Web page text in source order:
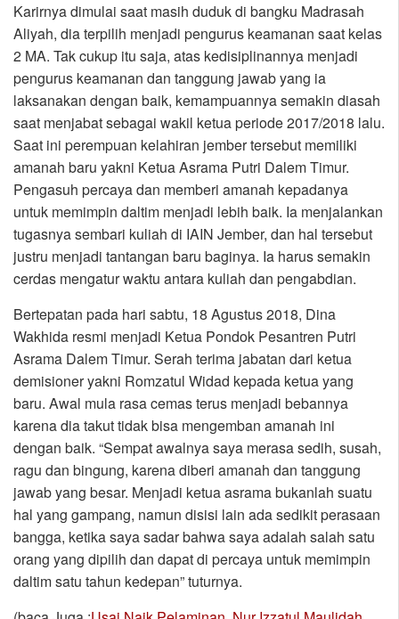
Karirnya dimulai saat masih duduk di bangku Madrasah
Aliyah, dia terpilih menjadi pengurus keamanan saat kelas
2 MA. Tak cukup itu saja, atas kedisiplinannya menjadi
pengurus keamanan dan tanggung jawab yang ia
laksanakan dengan baik, kemampuannya semakin diasah
saat menjabat sebagai wakil ketua periode 2017/2018 lalu.
Saat ini perempuan kelahiran jember tersebut memiliki
amanah baru yakni Ketua Asrama Putri Dalem Timur.
Pengasuh percaya dan memberi amanah kepadanya
untuk memimpin daltim menjadi lebih baik. Ia menjalankan
tugasnya sembari kuliah di IAIN Jember, dan hal tersebut
justru menjadi tantangan baru baginya. Ia harus semakin
cerdas mengatur waktu antara kuliah dan pengabdian.
Bertepatan pada hari sabtu, 18 Agustus 2018, Dina
Wakhida resmi menjadi Ketua Pondok Pesantren Putri
Asrama Dalem Timur. Serah terima jabatan dari ketua
demisioner yakni Romzatul Widad kepada ketua yang
baru. Awal mula rasa cemas terus menjadi bebannya
karena dia takut tidak bisa mengemban amanah ini
dengan baik. “Sempat awalnya saya merasa sedih, susah,
ragu dan bingung, karena diberi amanah dan tanggung
jawab yang besar. Menjadi ketua asrama bukanlah suatu
hal yang gampang, namun disisi lain ada sedikit perasaan
bangga, ketika saya sadar bahwa saya adalah salah satu
orang yang dipilih dan dapat di percaya untuk memimpin
daltim satu tahun kedepan” tuturnya.